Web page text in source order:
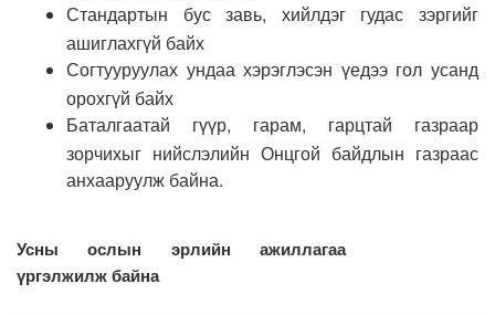
Стандартын бус завь, хийлдэг гудас зэргийг
ашиглахгүй байх
Согтууруулах ундаа хэрэглэсэн үедээ гол усанд
орохгүй байх
Баталгаатай гүүр, гарам, гарцтай газраар
зорчихыг нийслэлийн Онцгой байдлын газраас
анхааруулж байна.
Усны ослын эрлийн ажиллагаа
үргэлжилж байна